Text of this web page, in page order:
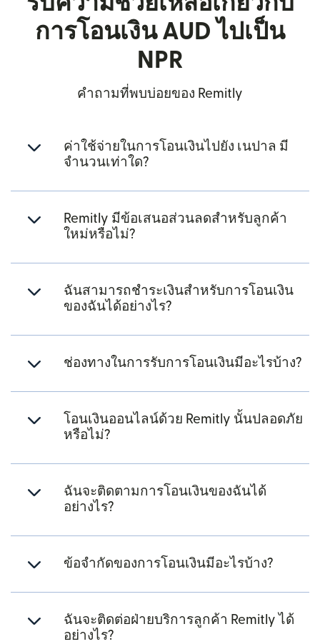
การโอนเงิน AUD ไปเป็น
NPR
คำถามที่พบบ่อยของ Remitly
ค่าใช้จ่ายในการโอนเงินไปยัง เนปาล มี
จำนวนเท่าใด?
Remitly มีข้อเสนอส่วนลดสำหรับลูกค้า
ใหม่หรือไม่?
ฉันสามารถชำระเงินสำหรับการโอนเงิน
ของฉันได้อย่างไร?
ช่องทางในการรับการโอนเงินมีอะไรบ้าง?
โอนเงินออนไลน์ด้วย Remitly นั้นปลอดภัย
หรือไม่?
ฉันจะติดตามการโอนเงินของฉันได้
อย่างไร?
ข้อจำกัดของการโอนเงินมีอะไรบ้าง?
ฉันจะติดต่อฝ่ายบริการลูกค้า Remitly ได้
อย่างไร?